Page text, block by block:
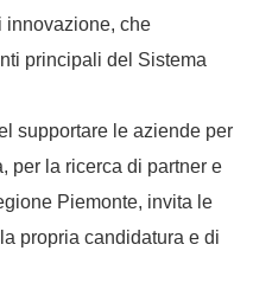
innovazione, che
principali del Sistema
supportare le aziende per
per la ricerca di partner e
Piemonte, invita le
propria candidatura e di